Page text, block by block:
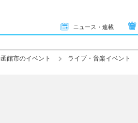
ニュース・連載
函館市のイベント ライブ・音楽イベント